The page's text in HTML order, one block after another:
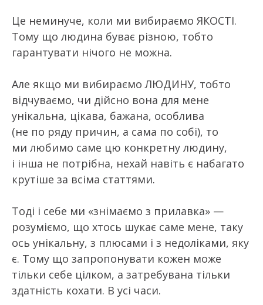
Це неминуче, коли ми вибираємо ЯКОСТІ.
Тому що людина буває різною, тобто
гарантувати нічого не можна.
Але якщо ми вибираємо ЛЮДИНУ, тобто
відчуваємо, чи дійсно вона для мене
унікальна, цікава, бажана, особлива
(не по ряду причин, а сама по собі), то
ми любимо саме цю конкретну людину,
і інша не потрібна, нехай навіть є набагато
крутіше за всіма статтями.
Тоді і себе ми «знімаємо з прилавка» —
розуміємо, що хтось шукає саме мене, таку
ось унікальну, з плюсами і з недоліками, яку
є. Тому що запропонувати кожен може
тільки себе цілком, а затребувана тільки
здатність кохати. В усі часи.